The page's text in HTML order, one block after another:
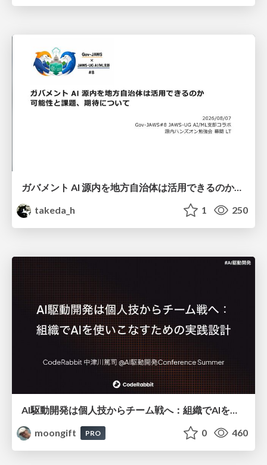
ガバメント AI 源内を地方自治体は活用できるのか 可能性と課題、期待について
takeda_h
1 250
moongift
PRO 0 460